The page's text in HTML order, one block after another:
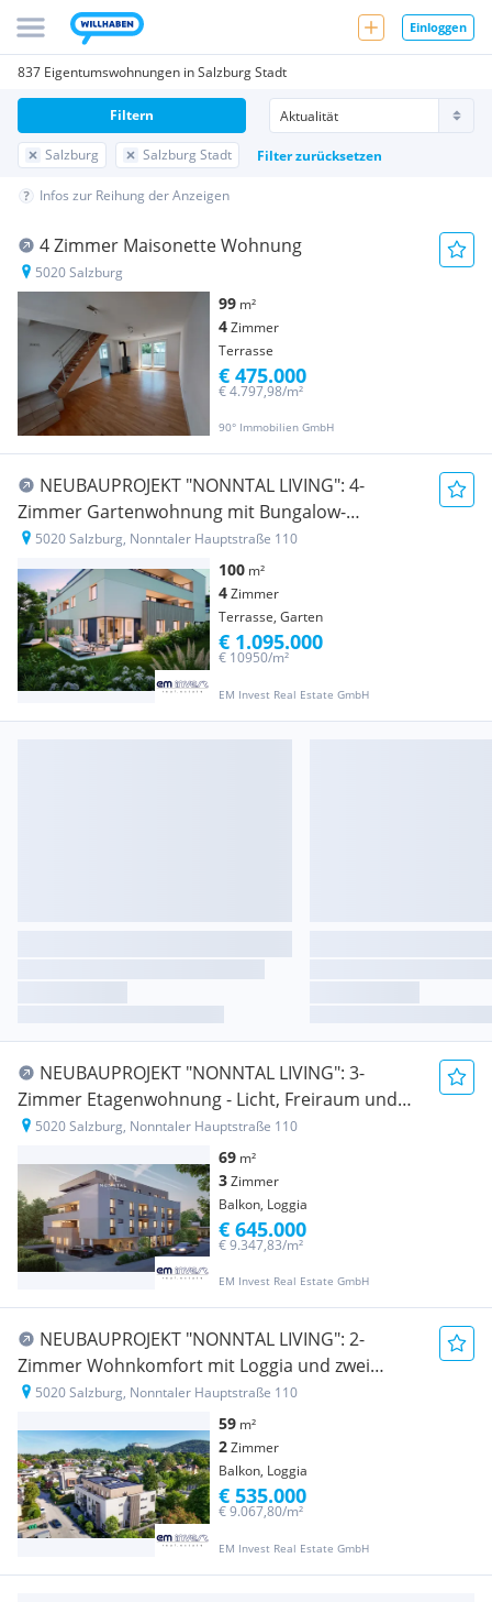
Einloggen
837 Eigentumswohnungen in Salzburg Stadt
Salzburg Salzburg Stadt Filter zurücksetzen
Filtern
Infos zur Reihung der Anzeigen
4 Zimmer Maisonette Wohnung
5020 Salzburg
99 m²
4Zimmer
Terrasse
90° Immobilien GmbH
€ 4.797,98/m²
€ 475.000
NEUBAUPROJEKT "NONNTAL LIVING": 4-
Zimmer Gartenwohnung mit Bungalow-
Charakter und großzügigen Freiflächen
5020 Salzburg, Nonntaler Hauptstraße 110
100 m²
4Zimmer
Terrasse, Garten
EM Invest Real Estate GmbH
€ 10950/m²
€ 1.095.000
NEUBAUPROJEKT "NONNTAL LIVING": 3-
Zimmer Etagenwohnung - Licht, Freiraum und
Wohnkomfort vereint
5020 Salzburg, Nonntaler Hauptstraße 110
69 m²
3Zimmer
Balkon, Loggia
EM Invest Real Estate GmbH
€ 9.347,83/m²
€ 645.000
NEUBAUPROJEKT "NONNTAL LIVING": 2-
Zimmer Wohnkomfort mit Loggia und zwei
Balkonen
5020 Salzburg, Nonntaler Hauptstraße 110
59 m²
2Zimmer
Balkon, Loggia
EM Invest Real Estate GmbH
€ 9.067,80/m²
€ 535.000